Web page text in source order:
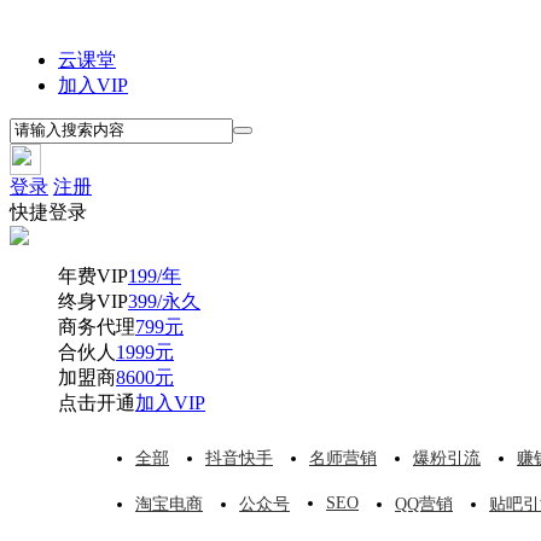
云课堂
加入VIP
登录 注册
快捷登录
年费VIP199/年
终身VIP399/永久
商务代理799元
合伙人 1999元
加盟商8600元
点击开通加入VIP
全部 抖音快手 名师营销 爆粉引流 赚
淘宝电商 公众号 SEO QQ营销 贴吧